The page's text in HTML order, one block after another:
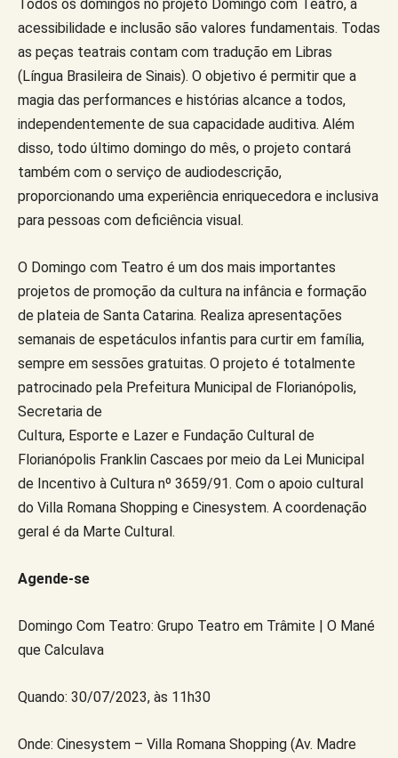
Todos os domingos no projeto Domingo com Teatro, a
acessibilidade e inclusão são valores fundamentais. Todas
as peças teatrais contam com tradução em Libras
(Língua Brasileira de Sinais). O objetivo é permitir que a
magia das performances e histórias alcance a todos,
independentemente de sua capacidade auditiva. Além
disso, todo último domingo do mês, o projeto contará
também com o serviço de audiodescrição,
proporcionando uma experiência enriquecedora e inclusiva
para pessoas com deficiência visual.
O Domingo com Teatro é um dos mais importantes
projetos de promoção da cultura na infância e formação
de plateia de Santa Catarina. Realiza apresentações
semanais de espetáculos infantis para curtir em família,
sempre em sessões gratuitas. O projeto é totalmente
patrocinado pela Prefeitura Municipal de Florianópolis,
Secretaria de
Cultura, Esporte e Lazer e Fundação Cultural de
Florianópolis Franklin Cascaes por meio da Lei Municipal
de Incentivo à Cultura nº 3659/91. Com o apoio cultural
do Villa Romana Shopping e Cinesystem. A coordenação
geral é da Marte Cultural.
Agende-se
Domingo Com Teatro: Grupo Teatro em Trâmite | O Mané
que Calculava
Quando: 30/07/2023, às 11h30
Onde: Cinesystem – Villa Romana Shopping (Av. Madre